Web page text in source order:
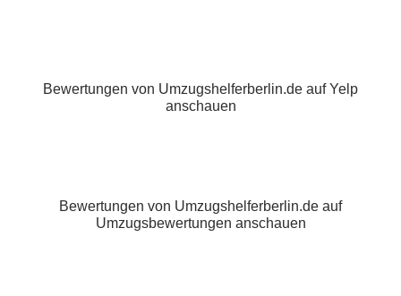
Bewertungen von Umzugshelferberlin.de auf Yelp
anschauen
Bewertungen von Umzugshelferberlin.de auf
Umzugsbewertungen anschauen